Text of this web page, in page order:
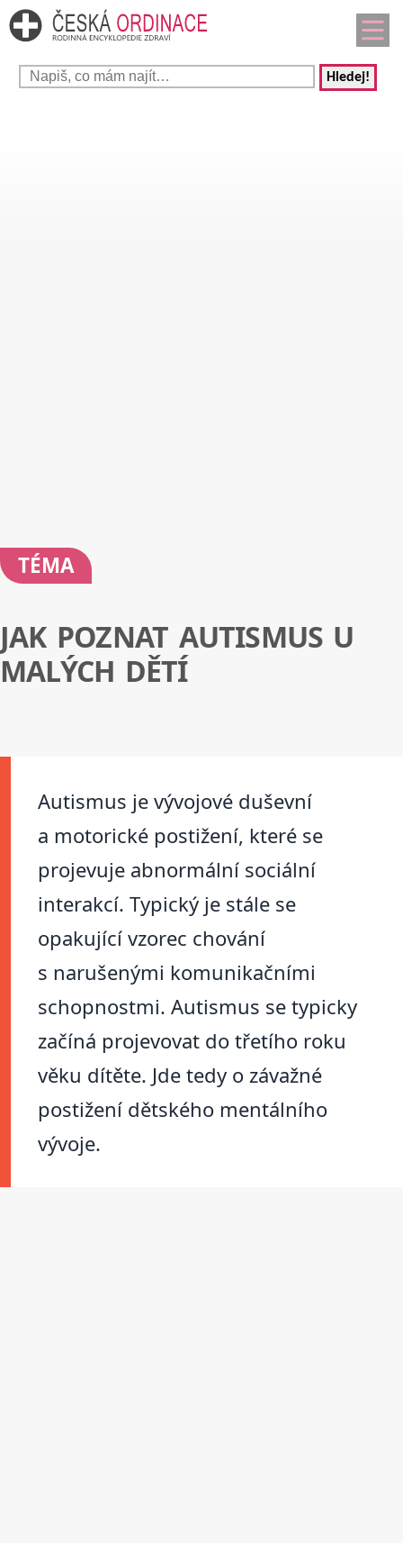
Hledej!
TÉMA
JAK POZNAT AUTISMUS U
MALÝCH DĚTÍ
Autismus je vývojové duševní
a motorické postižení, které se
projevuje abnormální sociální
interakcí. Typický je stále se
opakující vzorec chování
s narušenými komunikačními
schopnostmi. Autismus se typicky
začíná projevovat do třetího roku
věku dítěte. Jde tedy o závažné
postižení dětského mentálního
vývoje.